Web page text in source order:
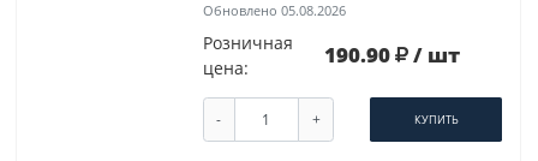
Обновлено 05.08.2026
Розничная
цена:
190.90 / шт
- + КУПИТЬ